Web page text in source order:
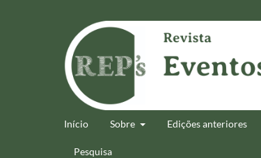
Início Sobre Edições anteriores
Pesquisa